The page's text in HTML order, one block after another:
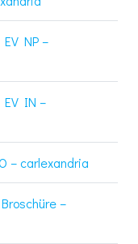
NP –
IN –
– carlexandria
–